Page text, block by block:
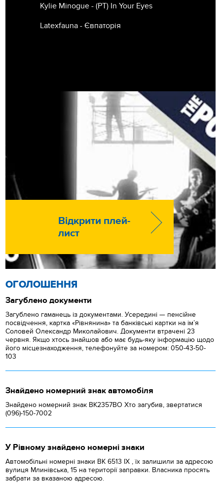
Kylie Minogue - (РТ) In Your Eyes
Latexfauna - Євпаторія
Відкрити плей-
лист
ОГОЛОШЕННЯ
Загублено документи
Загублено гаманець із документами. Усередині — пенсійне
посвідчення, картка «Рівнянина» та банківські картки на ім’я
Соловей Олександр Миколайович. Документи втрачені 23
червня. Якщо хтось знайшов або має будь-яку інформацію щодо
його місцезнаходження, телефонуйте за номером: 050-43-50-
103
Знайдено номерний знак автомобіля
Знайдено номерний знак ВК2357ВО Хто загубив, звертатися
(096)-150-7002
У Рівному знайдено номерні знаки
Автомобільні номерні знаки BK 6513 IX , їх залишили за адресою
вулиця Млинівська, 15 на території заправки. Власника просять
забрати за вказаною адресою.